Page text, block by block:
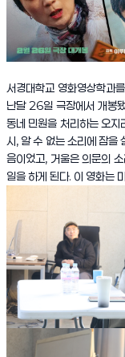
서경대학교 영화영상학과
난달 26일 극장에서 개봉
동네 민원을 처리하는 오지
시, 알 수 없는 소리에 잠을
음이었고, 거울은 의문의
일을 하게 된다. 이 영화는